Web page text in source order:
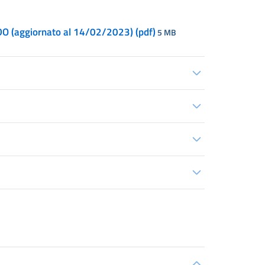
(aggiornato al 14/02/2023) (pdf)5 MB